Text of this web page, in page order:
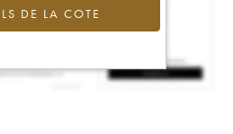
DE LA COTE